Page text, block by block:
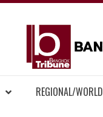
REGIONAL/WORLD